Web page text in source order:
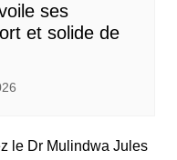
ses
et solide de